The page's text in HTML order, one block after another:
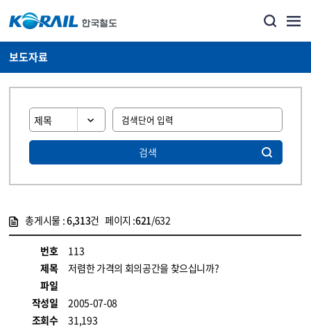
보도자료
검색
총게시물 :6,313건 페이지 :621/632
번호
113
제목
저렴한 가격의 회의공간을 찾으십니까?
파일
작성일
2005-07-08
조회수
31,193